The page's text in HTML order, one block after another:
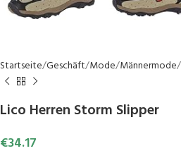
Startseite Geschäft Mode Männermode
Lico Herren Storm Slipper
€34.17